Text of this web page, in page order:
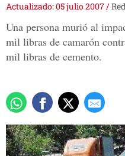
Actualizado: 05 julio 2007/
Una persona murió al
mil libras de camarón
mil libras de cemento.